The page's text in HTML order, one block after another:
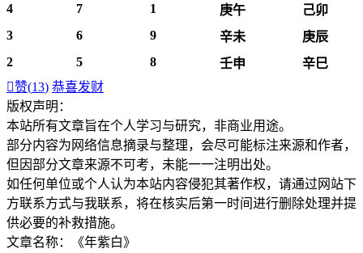
4
7 1 庚午
己卯
3
6 9 辛未
庚辰
2
5 8 壬申
辛巳
赞(13) 恭喜发财
版权声明：
本站所有文章旨在个人学习与研究，非商业用途。
部分内容为网络信息摘录与整理，会尽可能标注来源和作者，
但因部分文章来源不可考，未能一一注明出处。
如任何单位或个人认为本站内容侵犯其著作权，请通过网站下
方联系方式与我联系​​，将在核实后第一时间进行删除处理并提
供必要的补救措施。
文章名称：《年紫白》